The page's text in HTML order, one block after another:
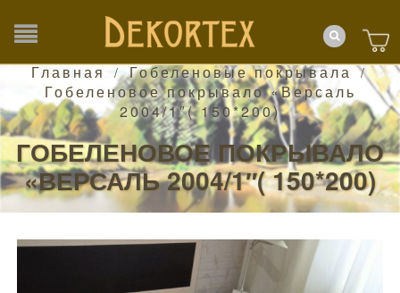
Главная / Гобеленовые покрывала /
Гобеленовое покрывало «Версаль
2004/1″( 150*200)
ГОБЕЛЕНОВОЕ ПОКРЫВАЛО
«ВЕРСАЛЬ 2004/1″( 150*200)